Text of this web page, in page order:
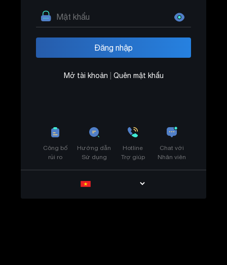
Mở tài khoản Quên mật khẩu
Công bố
rủi ro
Hướng dẫn
Sử dụng
Hotline
Trợ giúp
Chat với
Nhân viên